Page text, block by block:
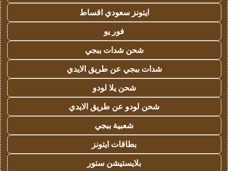
ايتونز سعودي اقساط
فور يو
شحن شدات ببجي
شدات ببجي عن طريق الايدي
شحن يلا لودو
شحن لودو عن طريق الايدي
شعبية ببجي
بطاقات ايتونز
بلايستيشن ستور